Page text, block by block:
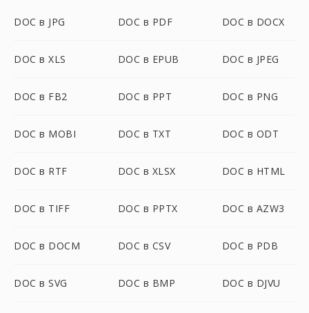
DOC в JPG DOC в PDF DOC в DOCX
DOC в XLS DOC в EPUB DOC в JPEG
DOC в FB2 DOC в PPT DOC в PNG
DOC в MOBI DOC в TXT DOC в ODT
DOC в RTF DOC в XLSX DOC в HTML
DOC в TIFF DOC в PPTX DOC в AZW3
DOC в DOCM DOC в CSV DOC в PDB
DOC в SVG DOC в BMP DOC в DJVU